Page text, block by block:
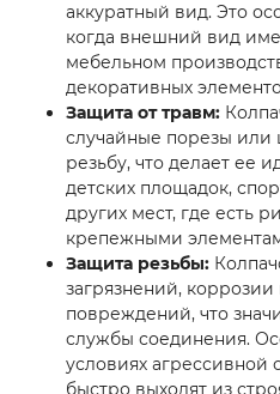
аккуратный вид. Это
когда внешний вид
мебельном
декоративных
Защита от травм:
случайные порезы или
резьбу, что делает ее
детских площадок,
других мест, где есть
крепежными
Защита резьбы:
загрязнений,
повреждений, что
службы соединения.
условиях агрессивной
быстро выходят из